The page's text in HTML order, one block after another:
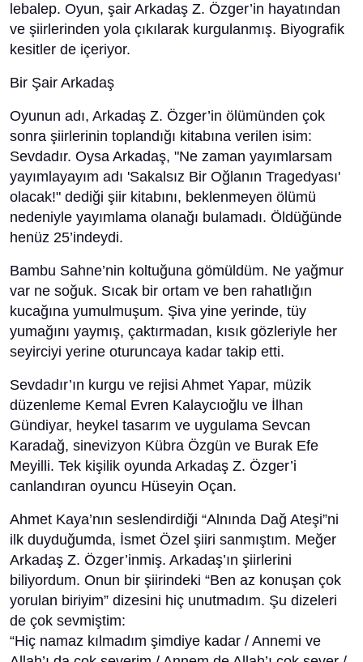
lebalep. Oyun, şair Arkadaş Z. Özger’in hayatından
ve şiirlerinden yola çıkılarak kurgulanmış. Biyografik
kesitler de içeriyor.
Bir Şair Arkadaş
Oyunun adı, Arkadaş Z. Özger’in ölümünden çok
sonra şiirlerinin toplandığı kitabına verilen isim:
Sevdadır. Oysa Arkadaş, "Ne zaman yayımlarsam
yayımlayayım adı 'Sakalsız Bir Oğlanın Tragedyası'
olacak!" dediği şiir kitabını, beklenmeyen ölümü
nedeniyle yayımlama olanağı bulamadı. Öldüğünde
henüz 25’indeydi.
Bambu Sahne’nin koltuğuna gömüldüm. Ne yağmur
var ne soğuk. Sıcak bir ortam ve ben rahatlığın
kucağına yumulmuşum. Şiva yine yerinde, tüy
yumağını yaymış, çaktırmadan, kısık gözleriyle her
seyirciyi yerine oturuncaya kadar takip etti.
Sevdadır’ın kurgu ve rejisi Ahmet Yapar, müzik
düzenleme Kemal Evren Kalaycıoğlu ve İlhan
Gündiyar, heykel tasarım ve uygulama Sevcan
Karadağ, sinevizyon Kübra Özgün ve Burak Efe
Meyilli. Tek kişilik oyunda Arkadaş Z. Özger’i
canlandıran oyuncu Hüseyin Oçan.
Ahmet Kaya’nın seslendirdiği “Alnında Dağ Ateşi”ni
ilk duyduğumda, İsmet Özel şiiri sanmıştım. Meğer
Arkadaş Z. Özger’inmiş. Arkadaş’ın şiirlerini
biliyordum. Onun bir şiirindeki “Ben az konuşan çok
yorulan biriyim” dizesini hiç unutmadım. Şu dizeleri
de çok sevmiştim:
“Hiç namaz kılmadım şimdiye kadar / Annemi ve